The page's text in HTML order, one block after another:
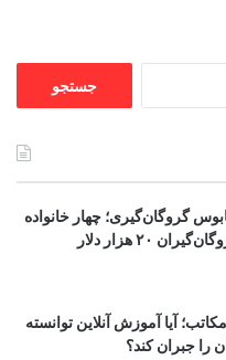
گروگان‌گیری؛ چهار خانواده
در انتظار نجات؛ گروگان‌گیران ۲۰ هزار دلار
آیا آموزش آنلاین توانسته
را جبران کند؟